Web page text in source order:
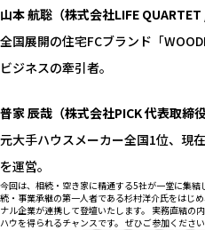
山本 航聡（株式会社LIFE QUARTET
全国展開の住宅FCブランド「
ビジネスの牽引者。
普家 辰哉（株式会社PICK 代表取締役
元大手ハウスメーカー全国1位、現在
を運営。
今回は、相続・空き家に精通する5社が一堂に集
続・事業承継の第一人者である杉村洋介氏をはじ
ナル企業が連携して登壇いたします。 実務直結の
ハウを得られるチャンスです。 ぜひご参加ください